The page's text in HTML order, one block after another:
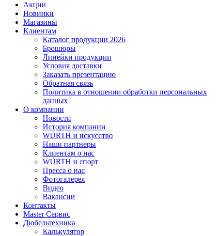
Акции
Новинки
Магазины
Клиентам
Каталог продукции 2026
Брошюры
Линейки продукции
Условия доставки
Заказать презентацию
Обратная связь
Политика в отношении обработки персональных
данных
О компании
Новости
История компании
WÜRTH и искусство
Наши партнеры
Клиентам о нас
WÜRTH и спорт
Пресса о нас
Фотогалерея
Видео
Вакансии
Контакты
Master Сервис
Дюбельтехника
Калькулятор